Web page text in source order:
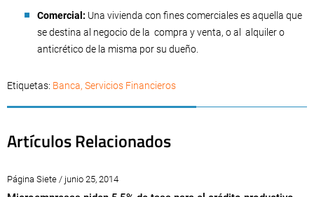
Comercial: Una vivienda con fines comerciales es aquella que
se destina al negocio de la compra y venta, o al alquiler o
anticrético de la misma por su dueño.
Etiquetas: Banca, Servicios Financieros
Artículos Relacionados
Página Siete / junio 25, 2014